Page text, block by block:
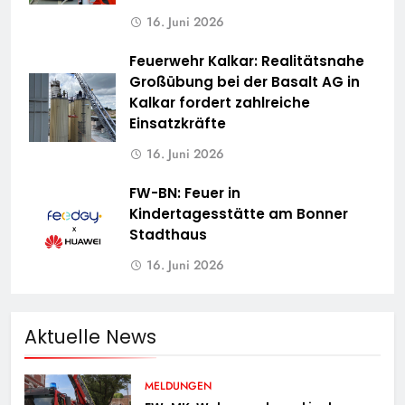
16. Juni 2026
Feuerwehr Kalkar: Realitätsnahe
Großübung bei der Basalt AG in
Kalkar fordert zahlreiche
Einsatzkräfte
16. Juni 2026
FW-BN: Feuer in
Kindertagesstätte am Bonner
Stadthaus
16. Juni 2026
Aktuelle News
MELDUNGEN